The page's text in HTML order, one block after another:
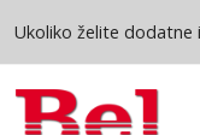
Ukoliko želite dodatne